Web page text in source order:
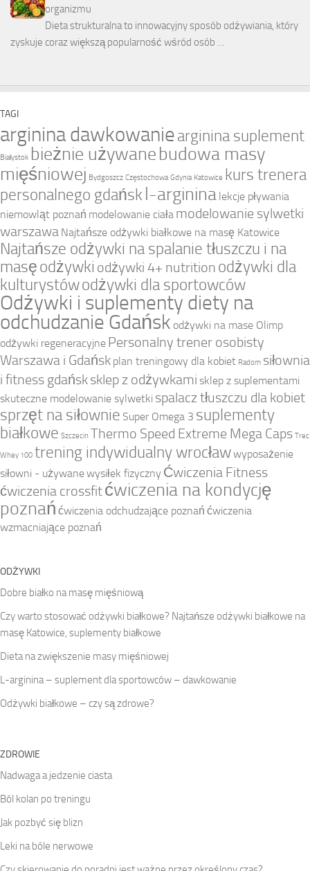
organizmu
Dieta strukturalna to innowacyjny sposób odżywiania, który
zyskuje coraz większą popularność wśród osób …
TAGI
arginina dawkowaniearginina suplement
Białystok bieżnie używanebudowa masy
mięśniowej Bydgoszcz Częstochowa Gdynia Katowice kurs trenera
personalnego gdańsk l-arginina lekcje pływania
niemowląt poznań modelowanie ciała modelowanie sylwetki
warszawa Najtańsze odżywki białkowe na masę Katowice
Najtańsze odżywki na spalanie tłuszczu i na
masęodżywki odżywki 4+ nutrition odżywki dla
kulturystówodżywki dla sportowców
Odżywki i suplementy diety na
odchudzanie Gdańsk odżywki na mase Olimp
odżywki regeneracyjne Personalny trener osobisty
Warszawa i Gdańsk plan treningowy dla kobiet Radom siłownia
i fitness gdańsksklep z odżywkami sklep z suplementami
skuteczne modelowanie sylwetki spalacz tłuszczu dla kobiet
sprzęt na siłownie Super Omega 3 suplementy
białkowe Szczecin Thermo Speed Extreme Mega Caps Trec
Whey 100 trening indywidualny wrocławwyposażenie
siłowni - używanewysiłek fizyczny Ćwiczenia Fitness
ćwiczenia crossfitćwiczenia na kondycję
poznań ćwiczenia odchudzające poznań ćwiczenia
wzmacniające poznań
ODŻYWKI
Dobre białko na masę mięśniową
Czy warto stosować odżywki białkowe? Najtańsze odżywki białkowe na
masę Katowice, suplementy białkowe
Dieta na zwiększenie masy mięśniowej
L-arginina – suplement dla sportowców – dawkowanie
Odżywki białkowe – czy są zdrowe?
ZDROWIE
Nadwaga a jedzenie ciasta
Ból kolan po treningu
Jak pozbyć się blizn
Leki na bóle nerwowe